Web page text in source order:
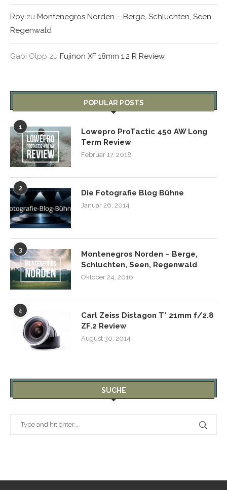
Roy zu Montenegros Norden – Berge, Schluchten, Seen,
Regenwald
Gabi Olpp zu Fujinon XF 18mm 1:2 R Review
POPULAR POSTS
1
Lowepro ProTactic 450 AW Long
Term Review
Februar 17, 2018
2 Die Fotografie Blog Bühne
Januar 26, 2014
3
Montenegros Norden – Berge,
Schluchten, Seen, Regenwald
Oktober 24, 2016
4
Carl Zeiss Distagon T* 21mm f/2.8
ZF.2 Review
August 30, 2014
SUCHE